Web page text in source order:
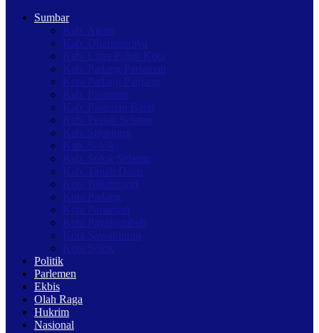
Sumbar
Kab. Agam
Kab. Dharmasraya
Kab. Lima Puluh Kota
Kab. Padang Pariaman
Kota Padang Panjang
Kab. Pasaman
Kab. Pasaman Barat
Kab. Pesisir Selatan
Kab. Sijunjung
Kab. Solok
Kab. Solok Selatan
Kab. Tanah Datar
Kota Bukittinggi
Kota Padang
Kota Pariaman
Kota Payakumbuh
Kota Sawahlunto
Kota Solok
Politik
Parlemen
Ekbis
Olah Raga
Hukrim
Nasional